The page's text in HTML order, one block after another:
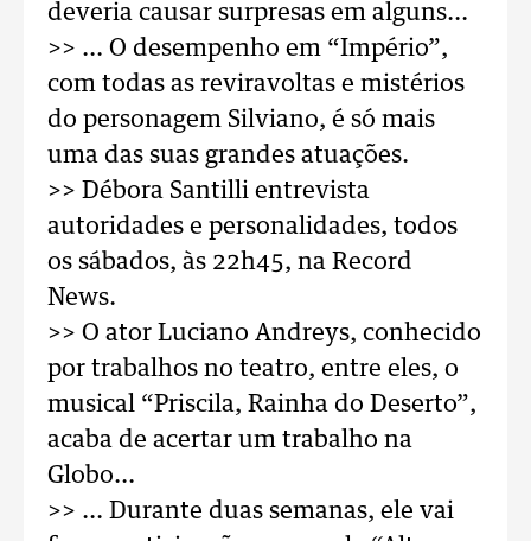
deveria causar surpresas em alguns...
>> ... O desempenho em “Império”,
com todas as reviravoltas e mistérios
do personagem Silviano, é só mais
uma das suas grandes atuações.
>> Débora Santilli entrevista
autoridades e personalidades, todos
os sábados, às 22h45, na Record
News.
>> O ator Luciano Andreys, conhecido
por trabalhos no teatro, entre eles, o
musical “Priscila, Rainha do Deserto”,
acaba de acertar um trabalho na
Globo...
>> ... Durante duas semanas, ele vai